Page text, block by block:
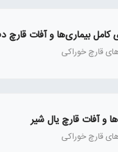
کامل بیماری‌ها و آفات قارچ
قارچ خوراکی
و آفات قارچ یال شیر
قارچ خوراکی